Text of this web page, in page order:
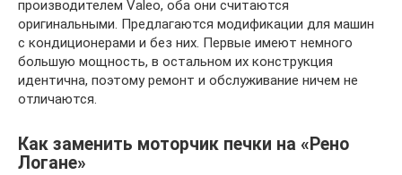
производителем Valeo, оба они считаются
оригинальными. Предлагаются модификации для машин
с кондиционерами и без них. Первые имеют немного
большую мощность, в остальном их конструкция
идентична, поэтому ремонт и обслуживание ничем не
отличаются.
Как заменить моторчик печки на «Рено
Логане»